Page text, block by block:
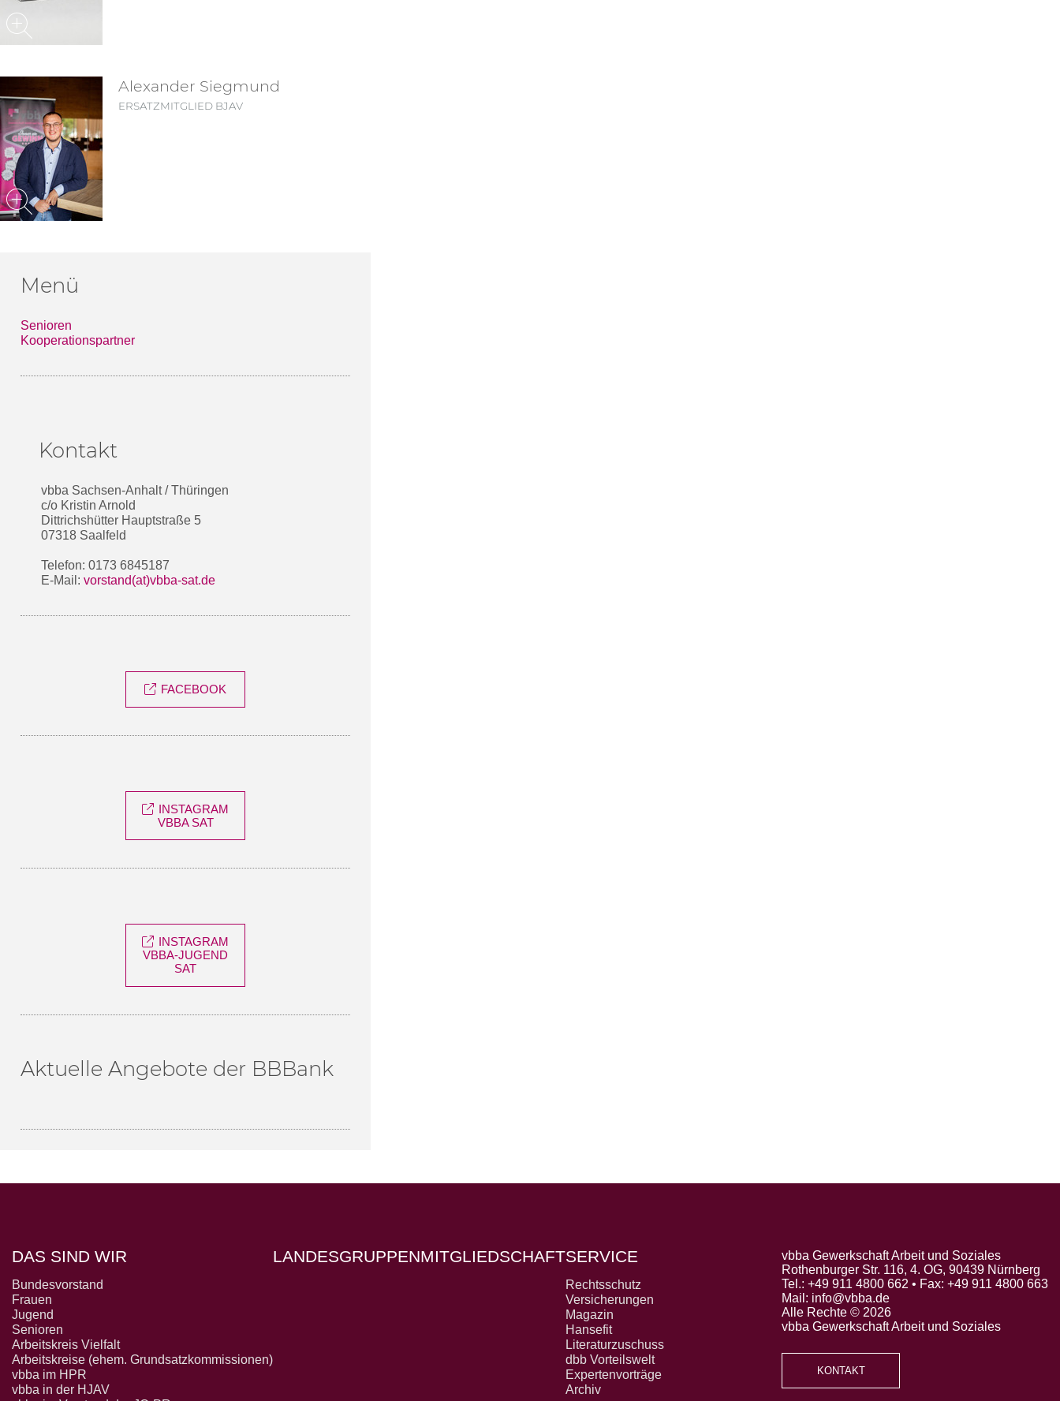
Alexander Siegmund
ERSATZMITGLIED BJAV
Menü
Senioren
Kooperationspartner
Kontakt
vbba Sachsen-Anhalt / Thüringen
c/o Kristin Arnold
Dittrichshütter Hauptstraße 5
07318 Saalfeld
Telefon: 0173 6845187
E-Mail:vorstand(at)vbba-sat.de
FACEBOOK
INSTAGRAM
VBBA SAT
INSTAGRAM
VBBA-JUGEND
SAT
Aktuelle Angebote der BBBank
DAS SIND WIR
Bundesvorstand
Frauen
Jugend
Senioren
Arbeitskreis Vielfalt
Arbeitskreise (ehem. Grundsatzkommissionen)
vbba im HPR
vbba in der HJAV
LANDESGRUPPENMITGLIEDSCHAFTSERVICE
Rechtsschutz
Versicherungen
Magazin
Hansefit
Literaturzuschuss
dbb Vorteilswelt
Expertenvorträge
Archiv
vbba Gewerkschaft Arbeit und Soziales
Rothenburger Str. 116, 4. OG, 90439 Nürnberg
Tel.: +49 911 4800 662 • Fax: +49 911 4800 663
Mail: info@vbba.de
Alle Rechte © 2026
vbba Gewerkschaft Arbeit und Soziales
KONTAKT